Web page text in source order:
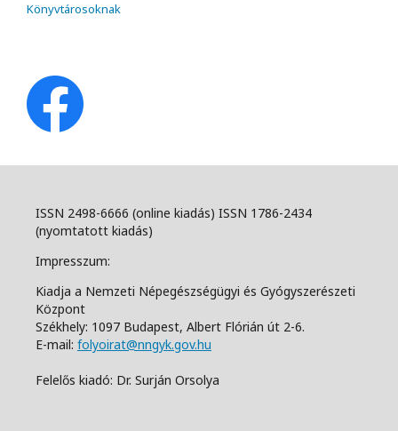
Könyvtárosoknak
ISSN 2498-6666 (online kiadás) ISSN 1786-2434
(nyomtatott kiadás)
Impresszum:
Kiadja a Nemzeti Népegészségügyi és Gyógyszerészeti
Központ
Székhely: 1097 Budapest, Albert Flórián út 2-6.
E-mail: folyoirat@nngyk.gov.hu
Felelős kiadó: Dr. Surján Orsolya